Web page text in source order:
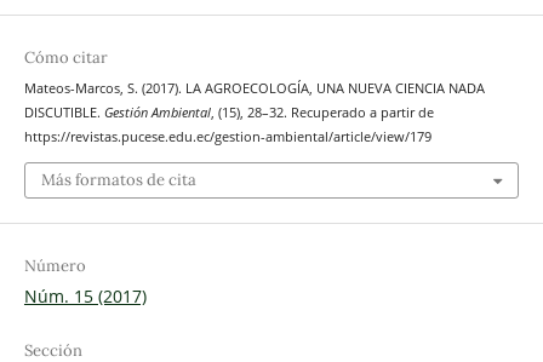
Cómo citar
Mateos-Marcos, S. (2017). LA AGROECOLOGÍA, UNA NUEVA CIENCIA NADA
DISCUTIBLE. Gestión Ambiental, (15), 28–32. Recuperado a partir de
https://revistas.pucese.edu.ec/gestion-ambiental/article/view/179
Más formatos de cita
Número
Núm. 15 (2017)
Sección